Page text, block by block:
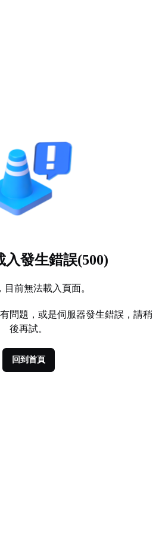
入發生錯誤(500)
目前無法載入頁面。
問題，或是伺服器發生錯誤，請稍
後再試。
回到首頁